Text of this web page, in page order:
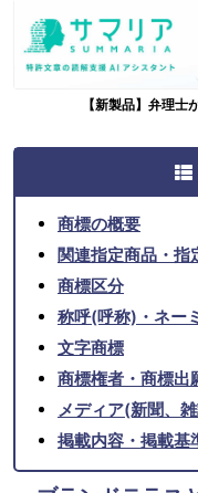
【新製品】弁理
商標の概要
関連指定商品・指
商標区分
称呼(呼称)・ネー
文字商標
商標権者・商標出
メディア(新聞、
掲載内容・掲載基